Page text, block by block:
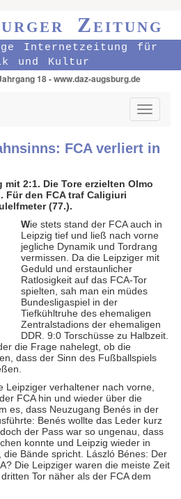
Zeitung
Internetzeitung für
und Kultur
18 - www.daz-augsburg.de
Toggle
FCA verliert in
mit 2:1. Die Tore erzielten Olmo
Für den FCA traf Caligiuri
(77.).
Wie stets stand der FCA auch in
Leipzig tief und ließ nach vorne
jegliche Dynamik und Tordrang
vermissen. Da die Leipziger mit
Geduld und erstaunlicher
Ratlosigkeit auf das FCA-Tor
spielten, sah man ein müdes
Bundesligaspiel in der
Tiefkühltruhe des ehemaligen
Zentralstadions der ehemaligen
DDR. 9:0 Torschüsse zu Halbzeit.
die Frage nahelegt, ob die
dass der Sinn des Fußballspiels
Leipziger verhaltener nach vorne,
FCA hin und wieder über die
es, dass Neuzugang Benés in der
Benés wollte das Leder kurz
der Pass war so ungenau, dass
konnte und Leipzig wieder in
die Bände spricht. László Bénes: Der
Die Leipziger waren die meiste Zeit
Tor näher als der FCA dem